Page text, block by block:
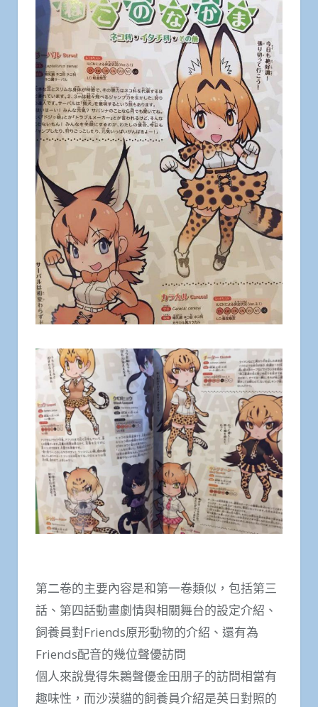
第二卷的主要內容是和第一卷類似，包括第三
話、第四話動畫劇情與相關舞台的設定介紹、
飼養員對Friends原形動物的介紹、還有為
Friends配音的幾位聲優訪問
個人來說覺得朱䴉聲優金田朋子的訪問相當有
趣味性，而沙漠貓的飼養員介紹是英日對照的